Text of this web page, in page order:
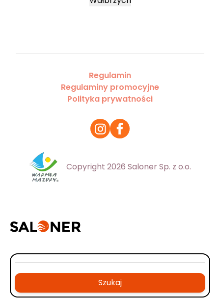
Regulamin
Regulaminy promocyjne
Polityka prywatności
Copyright 2026 Saloner Sp. z o.o.
Szukaj